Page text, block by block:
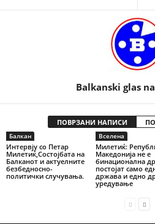
Balkanski glas
ПОВРЗАНИ НАПИСИ
Балкан
Интервју со Петар
Милетиќ,Состојбата на
Балканот и актуелните
безбедносно-
политички случувања.
Вселена
Милетиќ:
Македонија не е
бинационална
постојат само
држава и едно
уредување